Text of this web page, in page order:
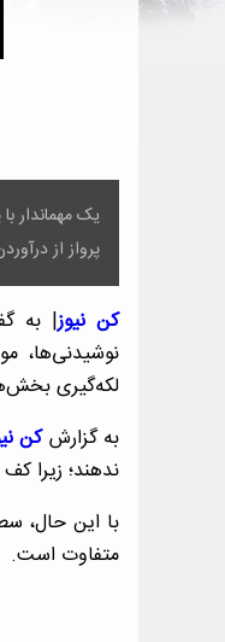
یک مهماندار
پرواز از
کن نیوز| به
نوشیدنی‌ها،
لکه‌گیری
به گزارشکن
ندهند؛ زیرا
با این حال،
متفاوت است.